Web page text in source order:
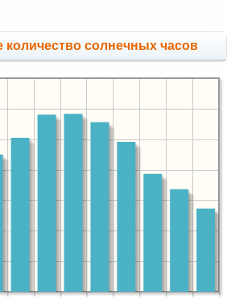
количество солнечных часов